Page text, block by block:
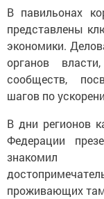
В павильонах
представлены
экономики.
органов
сообществ,
шагов по
В дни регионов
Федерации
проживающих